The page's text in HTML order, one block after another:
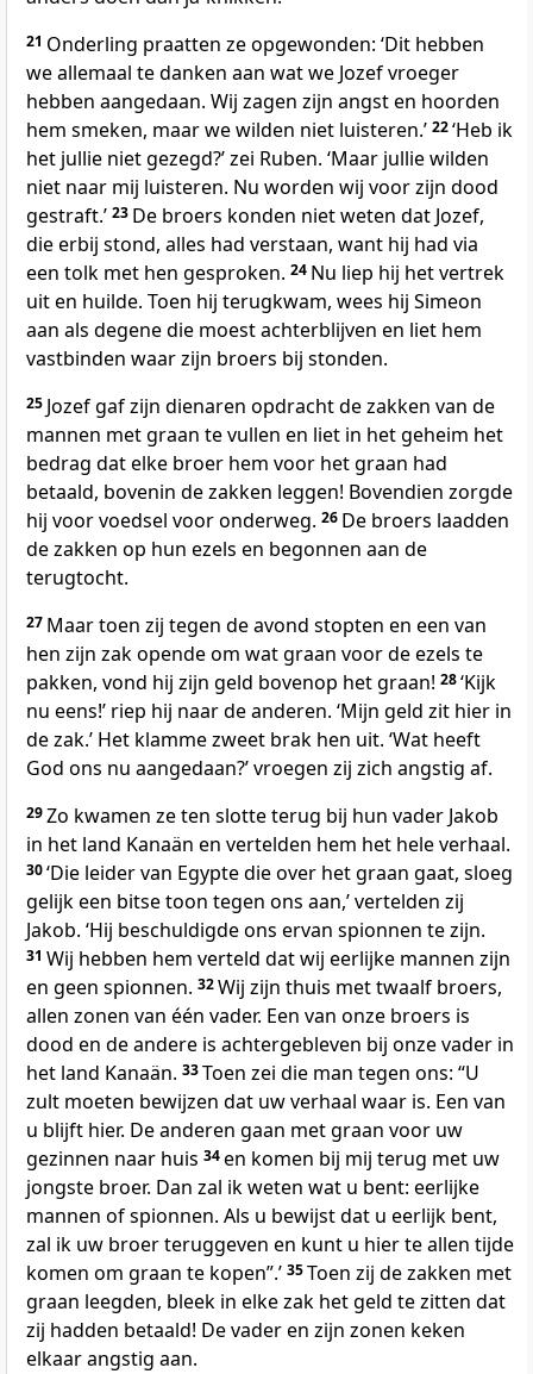
21 Onderling praatten ze opgewonden: ‘Dit hebben
we allemaal te danken aan wat we Jozef vroeger
hebben aangedaan. Wij zagen zijn angst en hoorden
hem smeken, maar we wilden niet luisteren.’ 22‘Heb ik
het jullie niet gezegd?’ zei Ruben. ‘Maar jullie wilden
niet naar mij luisteren. Nu worden wij voor zijn dood
gestraft.’ 23 De broers konden niet weten dat Jozef,
die erbij stond, alles had verstaan, want hij had via
een tolk met hen gesproken. 24 Nu liep hij het vertrek
uit en huilde. Toen hij terugkwam, wees hij Simeon
aan als degene die moest achterblijven en liet hem
vastbinden waar zijn broers bij stonden.
25 Jozef gaf zijn dienaren opdracht de zakken van de
mannen met graan te vullen en liet in het geheim het
bedrag dat elke broer hem voor het graan had
betaald, bovenin de zakken leggen! Bovendien zorgde
hij voor voedsel voor onderweg. 26 De broers laadden
de zakken op hun ezels en begonnen aan de
terugtocht.
27 Maar toen zij tegen de avond stopten en een van
hen zijn zak opende om wat graan voor de ezels te
pakken, vond hij zijn geld bovenop het graan! 28‘Kijk
nu eens!’ riep hij naar de anderen. ‘Mijn geld zit hier in
de zak.’ Het klamme zweet brak hen uit. ‘Wat heeft
God ons nu aangedaan?’ vroegen zij zich angstig af.
29Zo kwamen ze ten slotte terug bij hun vader Jakob
in het land Kanaän en vertelden hem het hele verhaal.
30‘Die leider van Egypte die over het graan gaat, sloeg
gelijk een bitse toon tegen ons aan,’ vertelden zij
Jakob. ‘Hij beschuldigde ons ervan spionnen te zijn.
31 Wij hebben hem verteld dat wij eerlijke mannen zijn
en geen spionnen. 32Wij zijn thuis met twaalf broers,
allen zonen van één vader. Een van onze broers is
dood en de andere is achtergebleven bij onze vader in
het land Kanaän. 33Toen zei die man tegen ons: “U
zult moeten bewijzen dat uw verhaal waar is. Een van
u blijft hier. De anderen gaan met graan voor uw
gezinnen naar huis 34en komen bij mij terug met uw
jongste broer. Dan zal ik weten wat u bent: eerlijke
mannen of spionnen. Als u bewijst dat u eerlijk bent,
zal ik uw broer teruggeven en kunt u hier te allen tijde
komen om graan te kopen”.’ 35Toen zij de zakken met
graan leegden, bleek in elke zak het geld te zitten dat
zij hadden betaald! De vader en zijn zonen keken
elkaar angstig aan.